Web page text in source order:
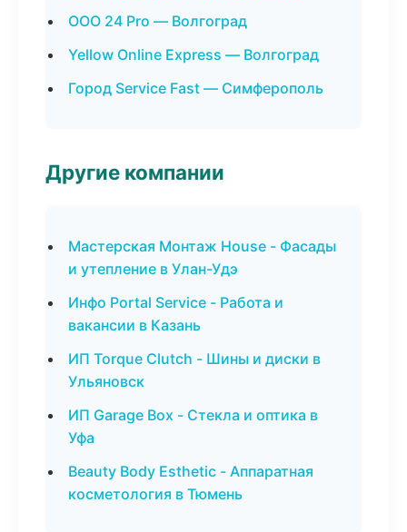
ООО 24 Pro — Волгоград
Yellow Online Express — Волгоград
Город Service Fast — Симферополь
Другие компании
Мастерская Монтаж House - Фасады
и утепление в Улан-Удэ
Инфо Portal Service - Работа и
вакансии в Казань
ИП Torque Clutch - Шины и диски в
Ульяновск
ИП Garage Box - Стекла и оптика в
Уфа
Beauty Body Esthetic - Аппаратная
косметология в Тюмень